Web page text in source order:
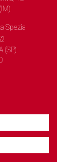
Spezia
(SP)